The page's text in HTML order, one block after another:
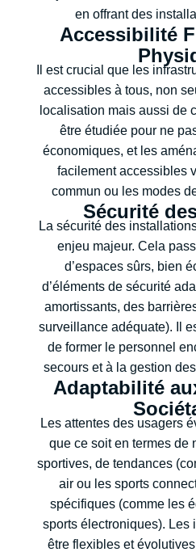
en offrant des
Accessibilité
Il est crucial que les
accessibles à tous, non
localisation mais aussi de
être étudiée pour ne
économiques, et les
facilement accessibles
commun ou les modes
Sécurité
La sécurité des
enjeu majeur. Cela
d’espaces sûrs, bien
d’éléments de sécurité
amortissants, des
surveillance adéquate). Il
de former le personnel
secours et à la gestion
Adaptabilité
Les attentes des usagers
que ce soit en termes de
sportives, de tendances
air ou les sports
spécifiques (comme les
sports électroniques). Les
être flexibles et